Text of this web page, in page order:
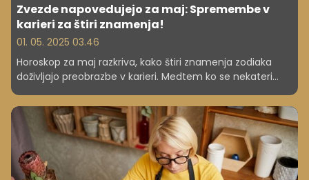
Zvezde napovedujejo za maj: Spremembe v
karieri za štiri znamenja!
01. 05. 2025 03.46
Horoskop za maj razkriva, kako štiri znamenja zodiaka
doživljajo preobrazbe v karieri. Medtem ko se nekateri
izzivi. Preberite o pomembnih odločitvah in akcijah, ki
vam lahko prinesejo finančni uspeh in večje zadovoljstvo
pri delu.